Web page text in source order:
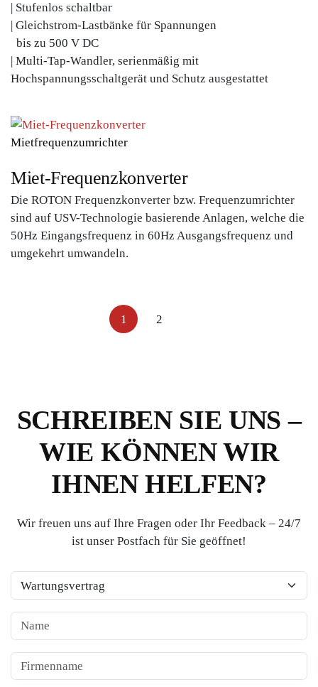
| Stufenlos schaltbar
| Gleichstrom-Lastbänke für Spannungen
bis zu 500 V DC
| Multi-Tap-Wandler, serienmäßig mit
Hochspannungsschaltgerät und Schutz ausgestattet
Mietfrequenzumrichter
Miet-Frequenzkonverter
Die ROTON Frequenzkonverter bzw. Frequenzumrichter
sind auf USV-Technologie basierende Anlagen, welche die
50Hz Eingangsfrequenz in 60Hz Ausgangsfrequenz und
umgekehrt umwandeln.
1 2
SCHREIBEN SIE UNS –
WIE KÖNNEN WIR
IHNEN HELFEN?
Wir freuen uns auf Ihre Fragen oder Ihr Feedback – 24/7
ist unser Postfach für Sie geöffnet!